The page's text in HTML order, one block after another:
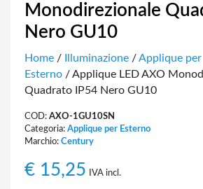
Monodirezionale
Nero GU10
Home / Illuminazione /Applique per
Esterno / Applique LED AXO
Quadrato IP54 Nero GU10
COD: AXO-1GU10SN
Categoria: Applique per Esterno
Marchio: Century
€ 15,25 IVA incl.